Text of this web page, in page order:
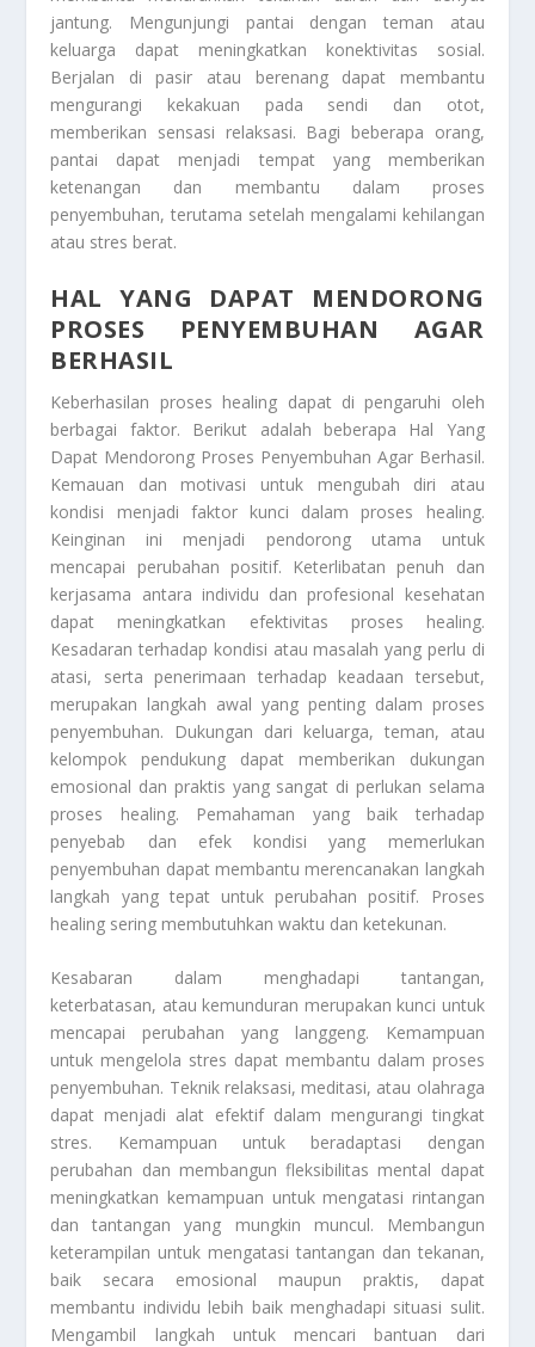
jantung. Mengunjungi pantai dengan teman atau
keluarga dapat meningkatkan konektivitas sosial.
Berjalan di pasir atau berenang dapat membantu
mengurangi kekakuan pada sendi dan otot,
memberikan sensasi relaksasi. Bagi beberapa orang,
pantai dapat menjadi tempat yang memberikan
ketenangan dan membantu dalam proses
penyembuhan, terutama setelah mengalami kehilangan
atau stres berat.
HAL YANG DAPAT MENDORONG
PROSES PENYEMBUHAN AGAR
BERHASIL
Keberhasilan proses healing dapat di pengaruhi oleh
berbagai faktor. Berikut adalah beberapa Hal Yang
Dapat Mendorong Proses Penyembuhan Agar Berhasil.
Kemauan dan motivasi untuk mengubah diri atau
kondisi menjadi faktor kunci dalam proses healing.
Keinginan ini menjadi pendorong utama untuk
mencapai perubahan positif. Keterlibatan penuh dan
kerjasama antara individu dan profesional kesehatan
dapat meningkatkan efektivitas proses healing.
Kesadaran terhadap kondisi atau masalah yang perlu di
atasi, serta penerimaan terhadap keadaan tersebut,
merupakan langkah awal yang penting dalam proses
penyembuhan. Dukungan dari keluarga, teman, atau
kelompok pendukung dapat memberikan dukungan
emosional dan praktis yang sangat di perlukan selama
proses healing. Pemahaman yang baik terhadap
penyebab dan efek kondisi yang memerlukan
penyembuhan dapat membantu merencanakan langkah
langkah yang tepat untuk perubahan positif. Proses
healing sering membutuhkan waktu dan ketekunan.
Kesabaran dalam menghadapi tantangan,
keterbatasan, atau kemunduran merupakan kunci untuk
mencapai perubahan yang langgeng. Kemampuan
untuk mengelola stres dapat membantu dalam proses
penyembuhan. Teknik relaksasi, meditasi, atau olahraga
dapat menjadi alat efektif dalam mengurangi tingkat
stres. Kemampuan untuk beradaptasi dengan
perubahan dan membangun fleksibilitas mental dapat
meningkatkan kemampuan untuk mengatasi rintangan
dan tantangan yang mungkin muncul. Membangun
keterampilan untuk mengatasi tantangan dan tekanan,
baik secara emosional maupun praktis, dapat
membantu individu lebih baik menghadapi situasi sulit.
Mengambil langkah untuk mencari bantuan dari